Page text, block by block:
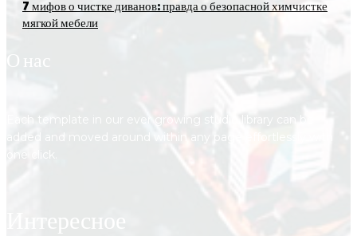
7 мифов о чистке диванов: правда о безопасной химчистке
мягкой мебели
О нас
Each template in our ever growing studio library can be
added and moved around within any page effortlessly with
Интересное